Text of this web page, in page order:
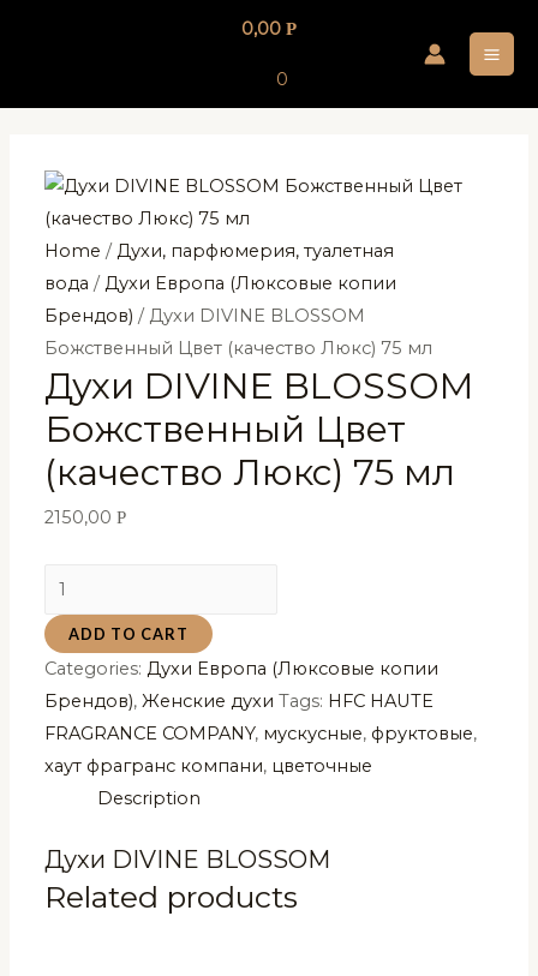
0,00 Р
0
Home /Духи, парфюмерия, туалетная
вода /Духи Европа (Люксовые копии
Брендов) / Духи DIVINE BLOSSOM
Божственный Цвет (качество Люкс) 75 мл
Духи DIVINE BLOSSOM
Божственный Цвет
(качество Люкс) 75 мл
2150,00Р
Духи
DIVINE
BLOSSOM
Божственный
Цвет
(качество
Люкс)
quantity
ADD TO CART
Categories:Духи Европа (Люксовые копии
Брендов),Женские духи Tags: HFC HAUTE
FRAGRANCE COMPANY, мускусные, фруктовые,
хаут фрагранс компани, цветочные
Description
Духи DIVINE BLOSSOM
Related products